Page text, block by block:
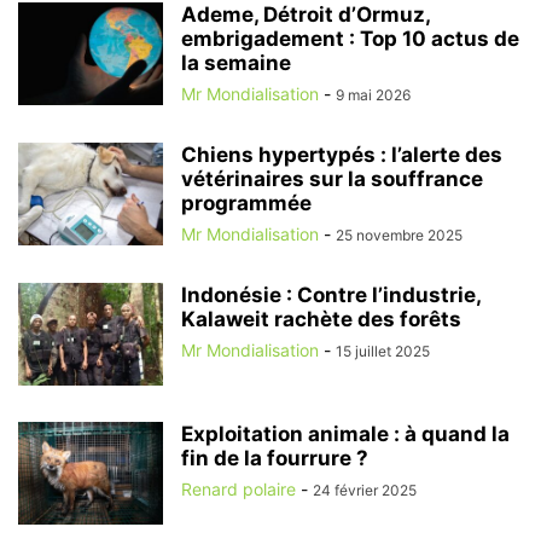
Ademe, Détroit d’Ormuz,
embrigadement : Top 10 actus de
la semaine
Mr Mondialisation - 9 mai 2026
Chiens hypertypés : l’alerte des
vétérinaires sur la souffrance
programmée
Mr Mondialisation - 25 novembre 2025
Indonésie : Contre l’industrie,
Kalaweit rachète des forêts
Mr Mondialisation - 15 juillet 2025
Exploitation animale : à quand la
fin de la fourrure ?
Renard polaire - 24 février 2025